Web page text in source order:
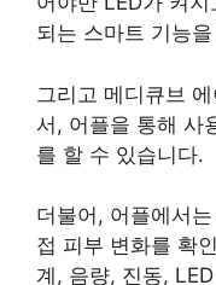
되는 스마트 기능
그리고 메디큐브
서, 어플을 통해 사
를 할 수 있습니다.
더불어, 어플에서
접 피부 변화를 확
계, 음량, 진동,